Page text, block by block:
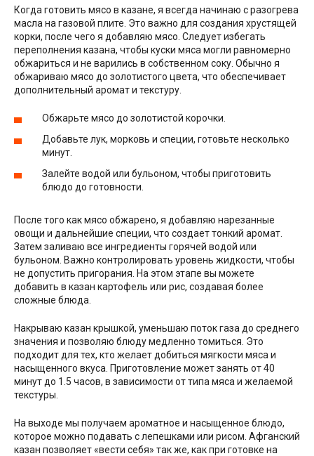
Когда готовить мясо в казане, я всегда начинаю с разогрева
масла на газовой плите. Это важно для создания хрустящей
корки, после чего я добавляю мясо. Следует избегать
переполнения казана, чтобы куски мяса могли равномерно
обжариться и не варились в собственном соку. Обычно я
обжариваю мясо до золотистого цвета, что обеспечивает
дополнительный аромат и текстуру.
Обжарьте мясо до золотистой корочки.
Добавьте лук, морковь и специи, готовьте несколько
минут.
Залейте водой или бульоном, чтобы приготовить
блюдо до готовности.
После того как мясо обжарено, я добавляю нарезанные
овощи и дальнейшие специи, что создает тонкий аромат.
Затем заливаю все ингредиенты горячей водой или
бульоном. Важно контролировать уровень жидкости, чтобы
не допустить пригорания. На этом этапе вы можете
добавить в казан картофель или рис, создавая более
сложные блюда.
Накрываю казан крышкой, уменьшаю поток газа до среднего
значения и позволяю блюду медленно томиться. Это
подходит для тех, кто желает добиться мягкости мяса и
насыщенного вкуса. Приготовление может занять от 40
минут до 1.5 часов, в зависимости от типа мяса и желаемой
текстуры.
На выходе мы получаем ароматное и насыщенное блюдо,
которое можно подавать с лепешками или рисом. Афганский
казан позволяет «вести себя» так же, как при готовке на